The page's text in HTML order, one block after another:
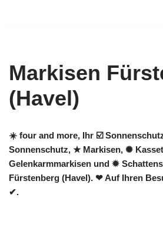
Markisen
(Havel)
☀️ four and more, Ihr ☑️
Sonnenschutz, ★ Markisen, ✺
Gelenkarmmarkisen und ✹
Fürstenberg (Havel). ❤ Auf Ihren
✔.